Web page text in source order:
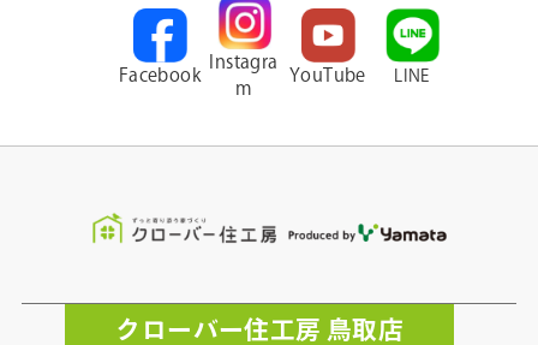
Facebook
Instagra
m
YouTube LINE
クローバー住工房 鳥取店